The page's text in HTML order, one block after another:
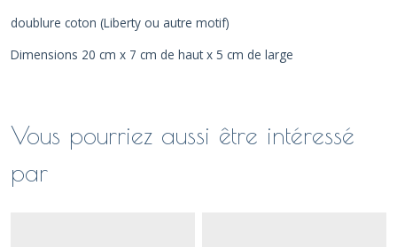
doublure coton (Liberty ou autre motif)
Dimensions 20 cm x 7 cm de haut x 5 cm de large
Vous pourriez aussi être intéressé
par